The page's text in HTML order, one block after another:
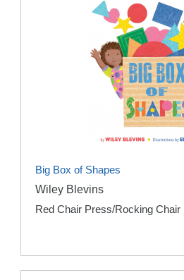
Big Box of Shapes
Wiley Blevins
Red Chair Press/Rocking Chair